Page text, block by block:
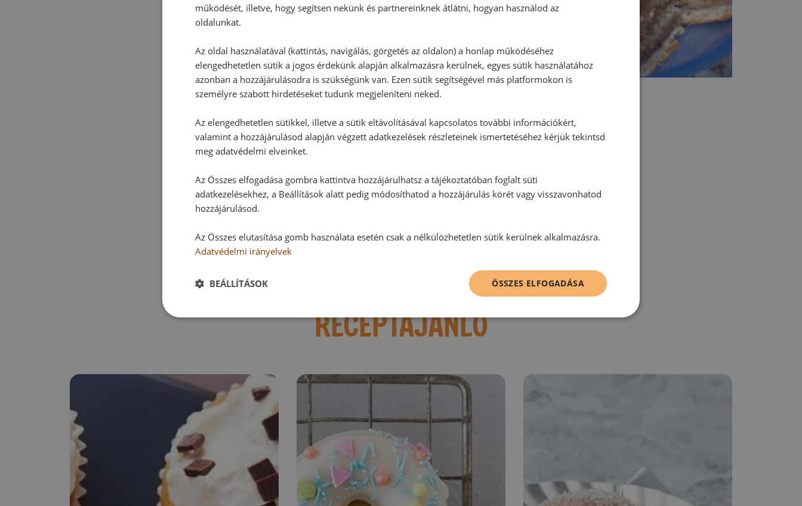
Hozzászólások
RECEPTAJÁNLÓ
működését, illetve, hogy segítsen nekünk és partnereinknek átlátni, hogyan használod az
oldalunkat.
Az oldal használatával (kattintás, navigálás, görgetés az oldalon) a honlap működéséhez
elengedhetetlen sütik a jogos érdekünk alapján alkalmazásra kerülnek, egyes sütik használatához
azonban a hozzájárulásodra is szükségünk van. Ezen sütik segítségével más platformokon is
személyre szabott hirdetéseket tudunk megjeleníteni neked.
Az elengedhetetlen sütikkel, illetve a sütik eltávolításával kapcsolatos további információkért,
valamint a hozzájárulásod alapján végzett adatkezelések részleteinek ismertetéséhez kérjük tekintsd
meg adatvédelmi elveinket.
Az Összes elfogadása gombra kattintva hozzájárulhatsz a tájékoztatóban foglalt süti
adatkezelésekhez, a Beállítások alatt pedig módosíthatod a hozzájárulás körét vagy visszavonhatod
hozzájárulásod.
Az Összes elutasítása gomb használata esetén csak a nélkülözhetetlen sütik kerülnek alkalmazásra.
Adatvédelmi irányelvek
ÖSSZES ELFOGADÁSA
BEÁLLÍTÁSOK